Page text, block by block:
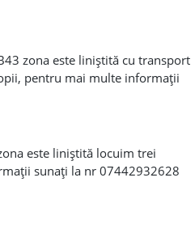
zona este liniștită cu transport
pentru mai multe informații
este liniștită locuim trei
sunați la nr 07442932628